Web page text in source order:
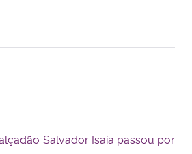
Salvador Isaia passou por